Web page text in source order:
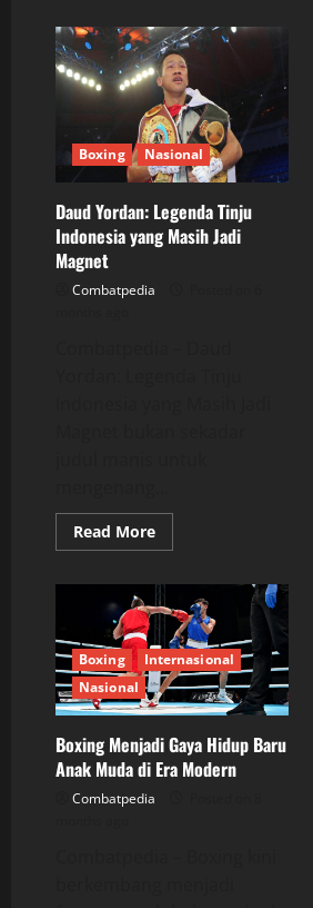
Usyk
Kembali
ke
Ring
Persaingan
Kelas
Berat
2026
Boxing Nasional
Daud Yordan: Legenda Tinju
Indonesia yang Masih Jadi
Magnet
Combatpedia
Read MoreRead
more
Yordan:
Legenda
Tinju
Indonesia
yang
Masih
Jadi
Magnet
Boxing
Internasional
Nasional
Boxing Menjadi Gaya Hidup Baru
Anak Muda di Era Modern
Combatpedia